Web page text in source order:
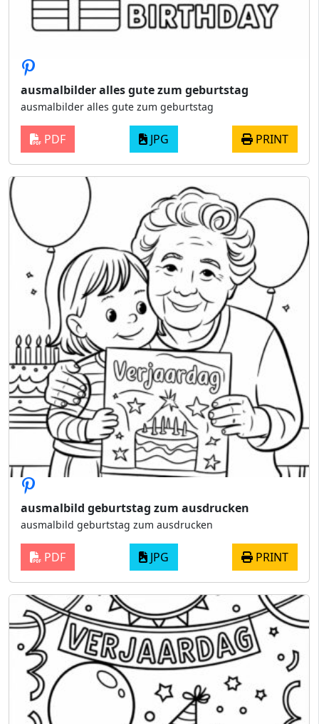
ausmalbilder alles gute zum geburtstag
ausmalbilder alles gute zum geburtstag
PDF JPG PRINT
ausmalbild geburtstag zum ausdrucken
ausmalbild geburtstag zum ausdrucken
PDF JPG PRINT